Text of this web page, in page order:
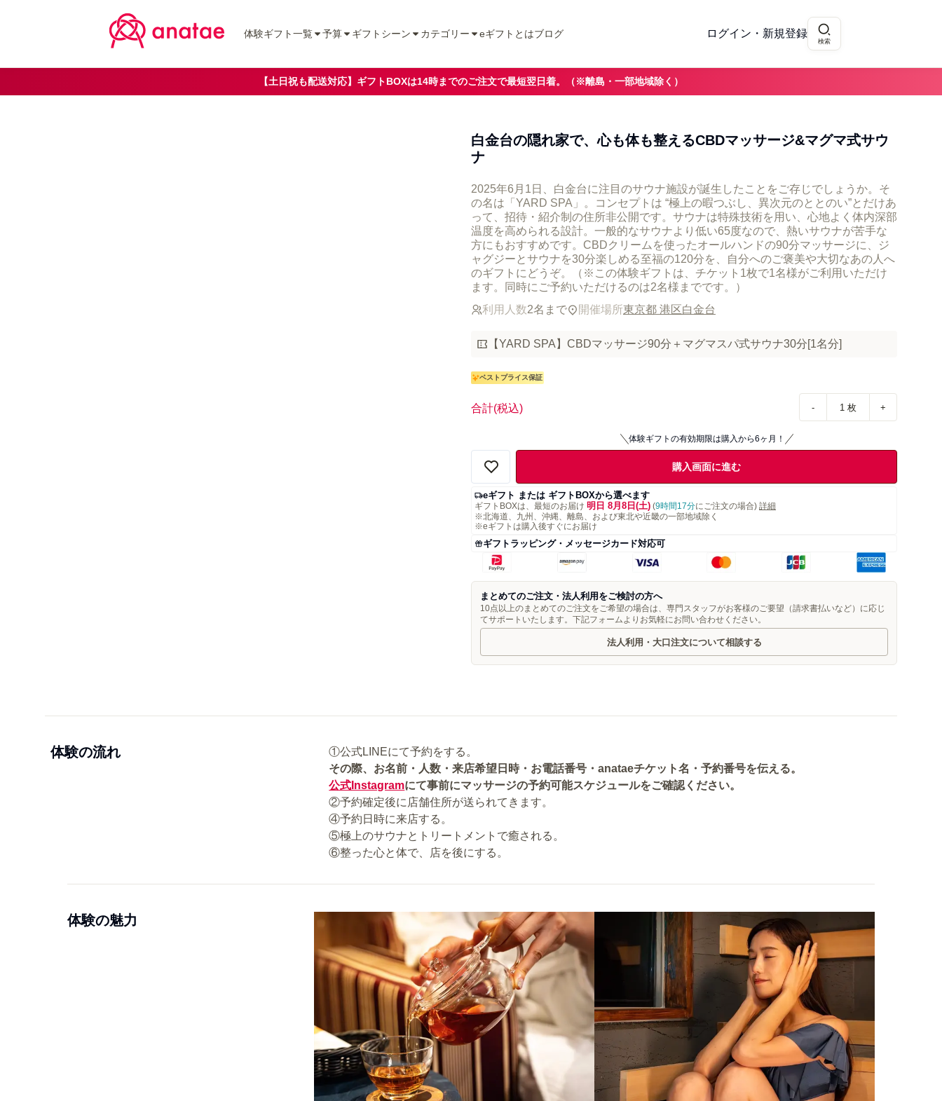
体験ギフト一覧 予算 ギフトシーン カテゴリー eギフトとはブログ ログイン・新規登録
検索
【土日祝も配送対応】ギフトBOXは14時までのご注文で最短翌日着。（※離島・一部地域除く）
白金台の隠れ家で、心も体も整えるCBDマッサージ&マグマ式サウ
ナ
2025年6月1日、白金台に注目のサウナ施設が誕生したことをご存じでしょうか。そ
の名は「YARD SPA」。コンセプトは “極上の暇つぶし、異次元のととのい”とだけあ
って、招待・紹介制の住所非公開です。サウナは特殊技術を用い、心地よく体内深部
温度を高められる設計。一般的なサウナより低い65度なので、熱いサウナが苦手な
方にもおすすめです。CBDクリームを使ったオールハンドの90分マッサージに、ジ
ャグジーとサウナを30分楽しめる至福の120分を、自分へのご褒美や大切なあの人へ
のギフトにどうぞ。（※この体験ギフトは、チケット1枚で1名様がご利用いただけ
ます。同時にご予約いただけるのは2名様までです。）
利用人数2名まで 開催場所東京都 港区白金台
【YARD SPA】CBDマッサージ90分＋マグマスパ式サウナ30分[1名分]
ベストプライス保証
合計(税込) - 1 枚 +
体験ギフトの有効期限は購入から6ヶ月！
購入画面に進む
eギフト または ギフトBOXから選べます
ギフトBOXは、最短のお届け 明日 8月8日(土) (9時間17分にご注文の場合) 詳細
※北海道、九州、沖縄、離島、および東北や近畿の一部地域除く
※eギフトは購入後すぐにお届け
ギフトラッピング・メッセージカード対応可
まとめてのご注文・法人利用をご検討の方へ
10点以上のまとめてのご注文をご希望の場合は、専門スタッフがお客様のご要望（請求書払いなど）に応じ
てサポートいたします。下記フォームよりお気軽にお問い合わせください。
法人利用・大口注文について相談する
体験の流れ
その際、お名前・人数・来店希望日時・お電話番号・anataeチケット名・予約番号を伝える。
公式Instagramにて事前にマッサージの予約可能スケジュールをご確認ください。
②予約確定後に店舗住所が送られてきます。
④予約日時に来店する。
⑤極上のサウナとトリートメントで癒される。
⑥整った心と体で、店を後にする。
体験の魅力